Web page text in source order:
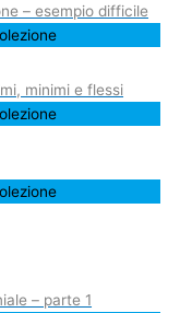
– esempio difficile
minimi e flessi
– parte 1